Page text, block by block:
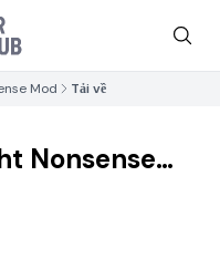
Mod Tải về
Nonsense